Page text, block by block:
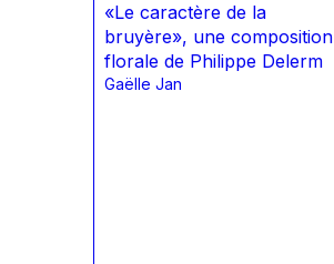
«Le caractère de la
bruyère», une composition
florale de Philippe Delerm
Gaëlle Jan